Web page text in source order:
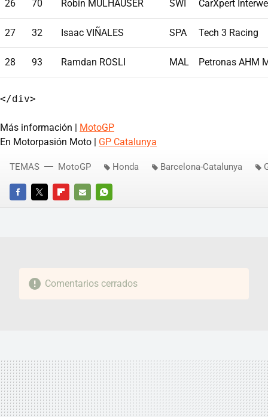
26 70 Robin MULHAUSER SWI CarXpert
27 32 Isaac VIÑALES SPA Tech 3 Racing
28 93 Ramdan ROSLI MAL Petronas AHM
Más información |
MotoGP
En Motorpasión Moto | GP Catalunya
FACEBOOKTWITTERFLIPBOARD
E-
WHATSAPP
TEMAS MotoGP Honda Barcelona-Catalunya
Comentarios cerrados